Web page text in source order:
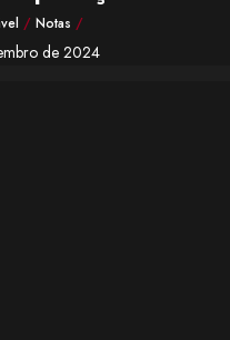
/ Notas /
de 2024